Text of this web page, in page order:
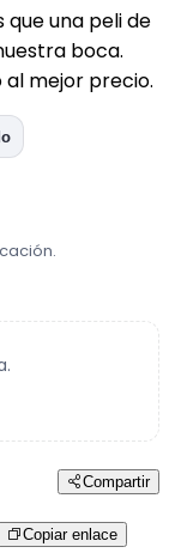
que una peli de
boca.
mejor precio.
Compartir
Copiar enlace